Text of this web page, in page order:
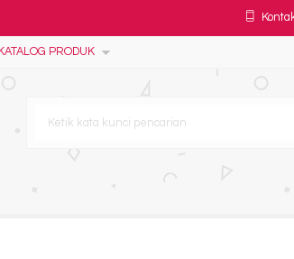
KATALOG PRODUK